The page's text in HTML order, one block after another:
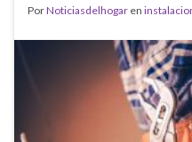
PorNoticiasdelhogar en